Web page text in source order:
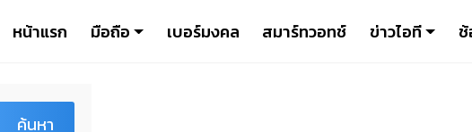
หน้าแรก มือถือ เบอร์มงคล สมาร์ทวอทช์ ข่าวไอที
ค้นหา